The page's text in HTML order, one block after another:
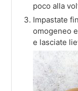
poco alla
Impastate
omogeneo
e lasciate